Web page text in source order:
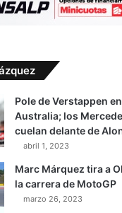
Pole de Verstappen en
Australia; los
cuelan delante de
abril 1, 2023
Marc Márquez tira a
la carrera de MotoGP
marzo 26, 2023